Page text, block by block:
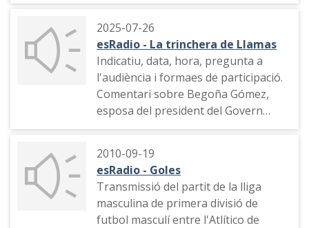
2025-07-26
esRadio - La trinchera de Llamas
Indicatiu, data, hora, pregunta a
l'audiència i formaes de participació.
Comentari sobre Begoña Gómez,
esposa del president del Govern
espanyol Pedro Sánchez i altres
de Koldo García.
2010-09-19
esRadio - Goles
Transmissió del partit de la lliga
masculina de primera divisió de
futbol masculí entre l'Atlítico de